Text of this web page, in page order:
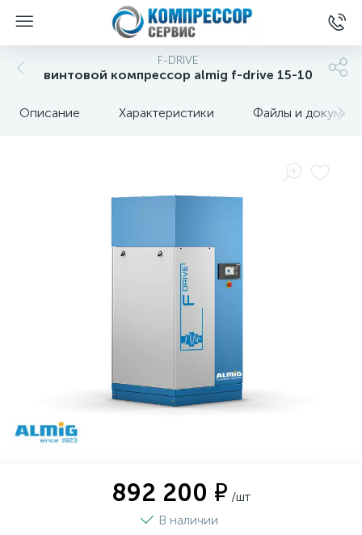
F-DRIVE
винтовой компрессор almig f-drive 15-10
Описание Характеристики Файлы и
892 200 ₽ /шт
В наличии